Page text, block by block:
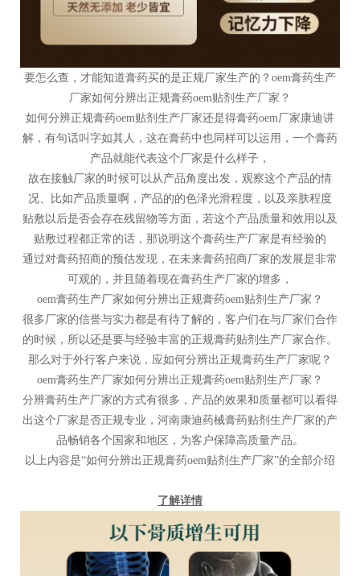
要怎么查，才能知道膏药买的是正规厂家生产的？oem膏药生产
厂家如何分辨出正规膏药oem贴剂生产厂家？
如何分辨正规膏药oem贴剂生产厂家还是得膏药oem厂家康迪讲
解，有句话叫字如其人，这在膏药中也同样可以运用，一个膏药
产品就能代表这个厂家是什么样子，
故在接触厂家的时候可以从产品角度出发，观察这个产品的情
况、比如产品质量啊，产品的的色泽光滑程度，以及亲肤程度
贴敷以后是否会存在残留物等方面，若这个产品质量和效用以及
贴敷过程都正常的话，那说明这个膏药生产厂家是有经验的
通过对膏药招商的预估发现，在未来膏药招商厂家的发展是非常
可观的，并且随着现在膏药生产厂家的增多，
oem膏药生产厂家如何分辨出正规膏药oem贴剂生产厂家？
很多厂家的信誉与实力都是有待了解的，客户们在与厂家们合作
的时候，所以还是要与经验丰富的正规膏药贴剂生产厂家合作。
那么对于外行客户来说，应如何分辨出正规膏药生产厂家呢？
oem膏药生产厂家如何分辨出正规膏药oem贴剂生产厂家？
分辨膏药生产厂家的方式有很多，产品的效果和质量都可以看得
出这个厂家是否正规专业，河南康迪药械膏药贴剂生产厂家的产
品畅销各个国家和地区，为客户保障高质量产品。
以上内容是“如何分辨出正规膏药oem贴剂生产厂家”的全部介绍
了解详情